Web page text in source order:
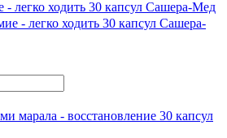
- легко ходить 30 капсул Сашера-